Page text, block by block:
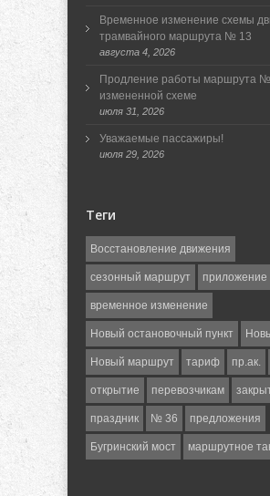
Временное изменение схемы
трамвайного маршрута № 13
августа 4, 2026
Продление работы маршрута
измененной схеме
июля 31, 2026
Уважаемые пассажиры!
июля 29, 2026
Теги
Восстановление движения
сезонный маршрут приложение
временное изменение
Новый остановочный пункт
Новый маршрут тариф пр.ак.
открытие перевозчикам
праздник № 36 предложения
Бугринский мост маршрутное